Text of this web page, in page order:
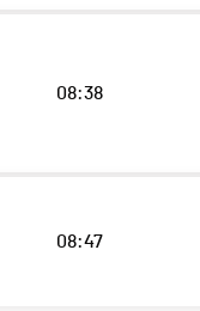
08:38
08:47